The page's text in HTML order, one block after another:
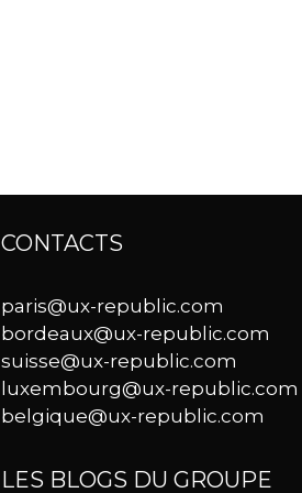
CONTACTS
paris@ux-republic.com
bordeaux@ux-republic.com
suisse@ux-republic.com
luxembourg@ux-republic.com
belgique@ux-republic.com
LES BLOGS DU GROUPE